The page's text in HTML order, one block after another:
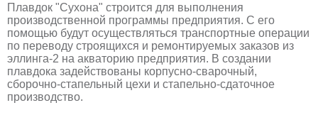
Плавдок "Сухона" строится для выполнения
производственной программы предприятия. С его
помощью будут осуществляться транспортные операции
по переводу строящихся и ремонтируемых заказов из
эллинга-2 на акваторию предприятия. В создании
плавдока задействованы корпусно-сварочный,
сборочно-стапельный цехи и стапельно-сдаточное
производство.